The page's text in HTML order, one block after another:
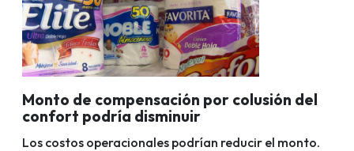
Monto de compensación por colusión del
confort podría disminuir
Los costos operacionales podrían reducir el monto.